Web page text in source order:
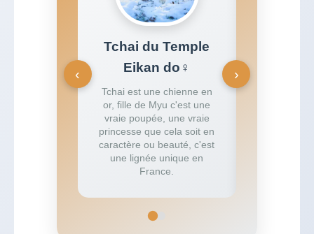
‹ ›
Tchai du Temple
Eikan do♀
Tchai est une chienne en
or, fille de Myu c'est une
vraie poupée, une vraie
princesse que cela soit en
caractère ou beauté, c'est
une lignée unique en
France.